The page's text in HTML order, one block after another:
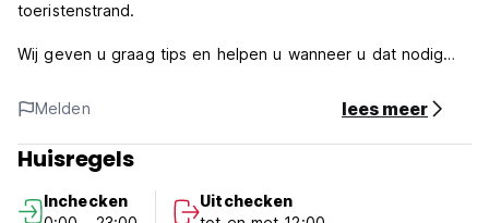
toeristenstrand.
Wij geven u graag tips en helpen u wanneer u dat nodig
tijd heeft in Negombo.
Het is ons doel dat u naar huis terugkeert met het gevoel
dat u bij Mazz nieuwe vrienden heeft ontmoet. Als dat
dat er hier inderdaad geen vreemden zijn, alleen maar
Melden lees meer
Huisregels
Inchecken
Uitchecken